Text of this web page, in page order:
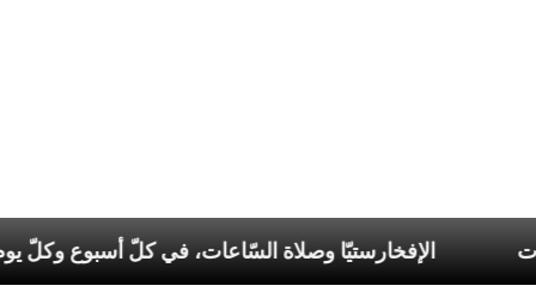
الإفخارستيّا وصلاة السّاعات، عصر الانقسامات